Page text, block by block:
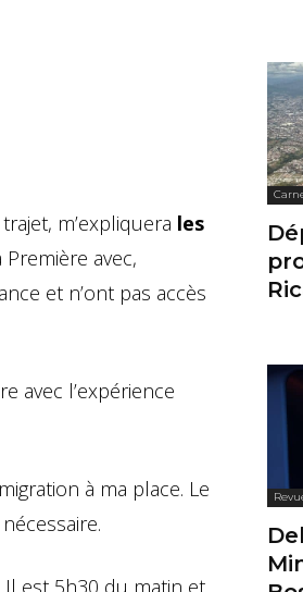
m’expliquera les
avec,
et n’ont pas accès
avec l’expérience
à ma place. Le
. Il est 5h30 du matin et